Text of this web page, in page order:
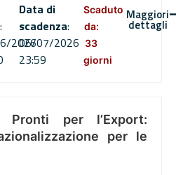
2026
Data di
scadenza:
06/07/2026
23:59
Scaduto
da:
33
giorni
Maggiori
dettagli
Pronti per l’Export:
per le